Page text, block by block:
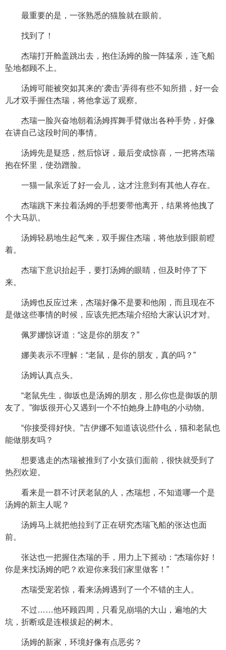
最重要的是，一张熟悉的猫脸就在眼前。
找到了！
杰瑞打开舱盖跳出去，抱住汤姆的脸一阵猛亲，连飞船
坠地都顾不上。
汤姆可能被突如其来的‘袭击’弄得有些不知所措，好一会
儿才双手握住杰瑞，将他拿远了观察。
杰瑞一脸兴奋地朝着汤姆挥舞手臂做出各种手势，好像
在讲自己这段时间的事情。
汤姆先是疑惑，然后惊讶，最后变成惊喜，一把将杰瑞
抱在怀里，使劲蹭脸。
一猫一鼠亲近了好一会儿，这才注意到有其他人存在。
杰瑞跳下来拉着汤姆的手想要带他离开，结果将他拽了
个大马趴。
汤姆轻易地生起气来，双手握住杰瑞，将他放到眼前瞪
着。
杰瑞下意识抬起手，要打汤姆的眼睛，但及时停了下
来。
汤姆也反应过来，杰瑞好像不是要和他闹，而且现在不
是做这些事情的时候，应该先把杰瑞介绍给大家认识才对。
佩罗娜惊讶道：“这是你的朋友？”
娜美表示不理解：“老鼠，是你的朋友，真的吗？”
汤姆认真点头。
“老鼠先生，御坂也是汤姆的朋友，那么你也是御坂的朋
友了。”御坂很开心又遇到一个不怕她身上静电的小动物。
“你接受得好快。”古伊娜不知道该说些什么，猫和老鼠也
能做朋友吗？
想要逃走的杰瑞被推到了小女孩们面前，很快就受到了
热烈欢迎。
看来是一群不讨厌老鼠的人，杰瑞想，不知道哪一个是
汤姆的新主人呢？
汤姆马上就把他拉到了正在研究杰瑞飞船的张达也面
前。
张达也一把握住杰瑞的手，用力上下摇动：“杰瑞你好！
你是来找汤姆的吧？欢迎你来我们家里做客！”
杰瑞受宠若惊，看来汤姆遇到了一个不错的主人。
不过……他环顾四周，只看见崩塌的大山，遍地的大
坑，折断或是连根拔起的树木。
汤姆的新家，环境好像有点恶劣？